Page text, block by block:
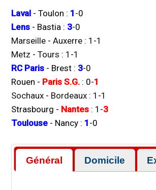
Laval - Toulon : 1 -0
Lens - Bastia : 3-0
Marseille - Auxerre : 1 -1
Metz - Tours : 1 -1
RC Paris - Brest : 3-0
Rouen - Paris S.G. : 0-1
Sochaux - Bordeaux : 1 -1
Strasbourg - Nantes : 1 -3
Toulouse - Nancy : 1 -0
Général Domicile